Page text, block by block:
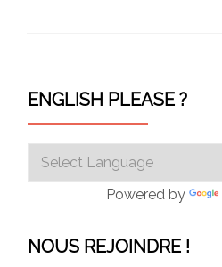
ENGLISH PLEASE ?
Powered by
NOUS REJOINDRE !